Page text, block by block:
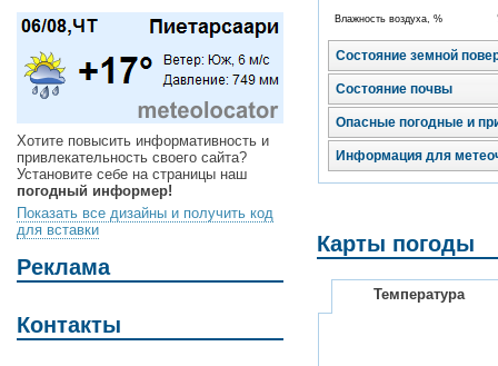
Хотите повысить информативность и
привлекательность своего сайта?
Установите себе на страницы наш
погодный информер!
Показать все дизайны и получить код
для вставки
Реклама
Контакты
Влажность воздуха, %
Состояние земной
Состояние почвы
Опасные погодные и
Информация для
Карты погоды
Температура